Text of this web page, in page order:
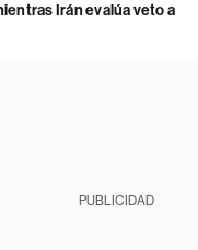
Irán evalúa veto a
PUBLICIDAD